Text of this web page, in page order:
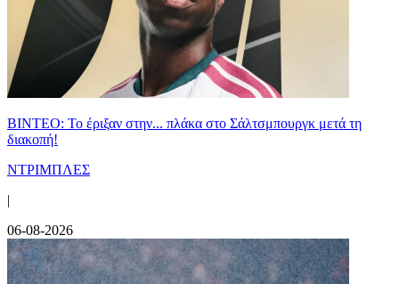
ΒΙΝΤΕΟ: Το έριξαν στην... πλάκα στο Σάλτσμπουργκ μετά τη
διακοπή!
ΝΤΡΙΜΠΛΕΣ
|
06-08-2026